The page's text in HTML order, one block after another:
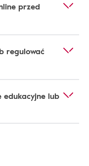
przed
regulować
edukacyjne lub